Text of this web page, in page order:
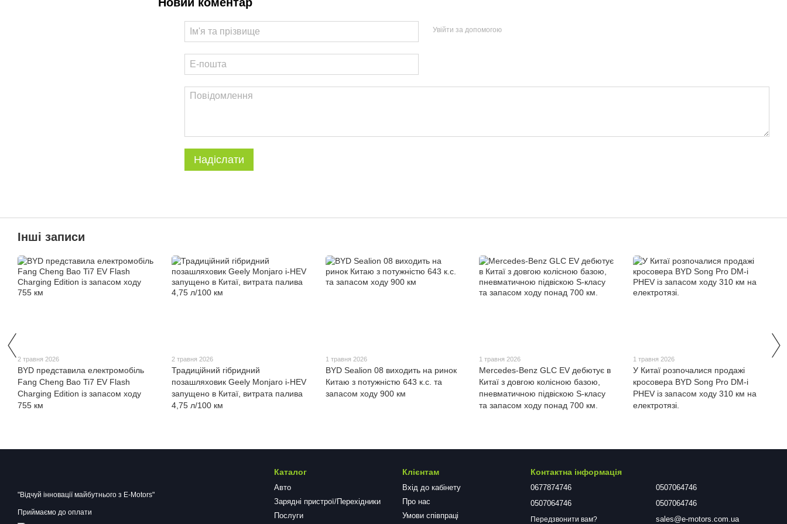
Увійти за допомогою
Надіслати
Інші записи
2 травня 2026
BYD представила електромобіль
Fang Cheng Bao Ti7 EV Flash
Charging Edition із запасом ходу
755 км
2 травня 2026
Традиційний гібридний
позашляховик Geely Monjaro i-HEV
запущено в Китаї, витрата палива
4,75 л/100 км
1 травня 2026
BYD Sealion 08 виходить на ринок
Китаю з потужністю 643 к.с. та
запасом ходу 900 км
1 травня 2026
Mercedes-Benz GLC EV дебютує в
Китаї з довгою колісною базою,
пневматичною підвіскою S-класу
та запасом ходу понад 700 км.
1 травня 2026
У Китаї розпочалися продажі
кросовера BYD Song Pro DM-i
PHEV із запасом ходу 310 км на
електротязі.
"Відчуй інновації майбутнього з E-Motors"
Приймаємо до оплати
Каталог
Авто
Зарядні пристрої/Перехідники
Послуги
Клієнтам
Вхід до кабінету
Про нас
Умови співпраці
Контактна інформація
0677874746
0507064746
Передзвонити вам?
0507064746
0507064746
sales@e-motors.com.ua